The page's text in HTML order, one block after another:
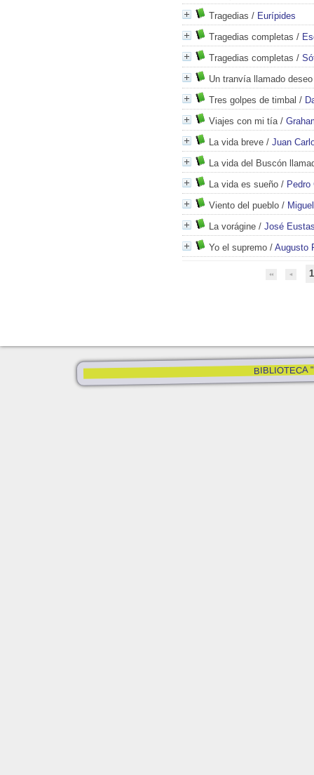
Tragedias / Eurípides
Tragedias completas /
Tragedias completas /
Un tranvía llamado deseo
Tres golpes de timbal /
Viajes con mi tía/
La vida breve / Juan
La vida del Buscón
La vida es sueño / Pedro
Viento del pueblo /
La vorágine / José
Yo el supremo / Augusto
1
BIBLIOTECA